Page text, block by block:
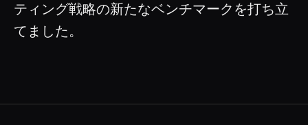
ティング戦略の新たなベンチマークを打ち立
てました。